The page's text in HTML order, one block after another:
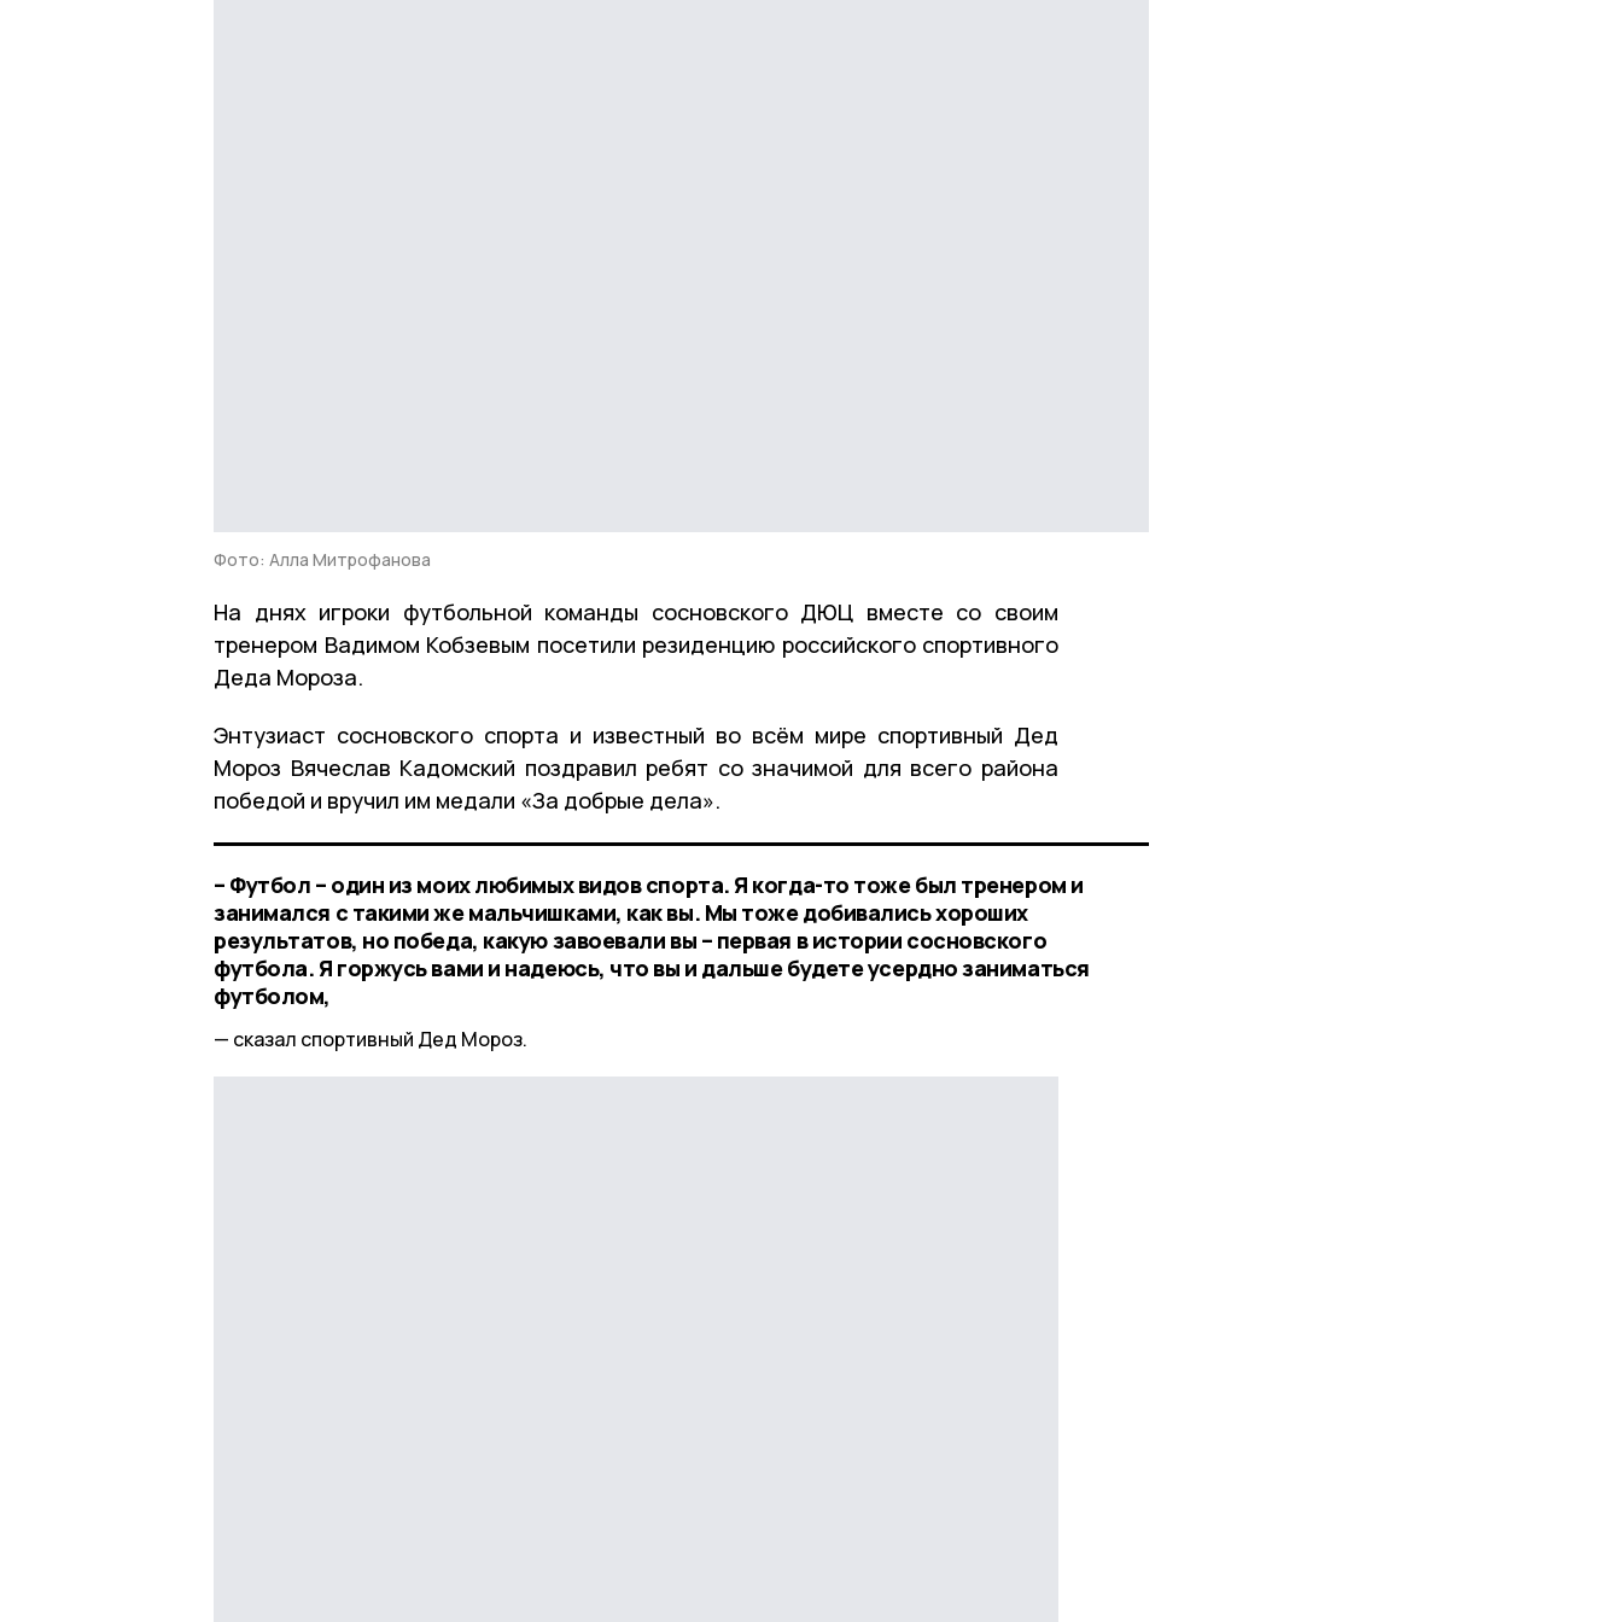
Фото: Алла Митрофанова
На днях игроки футбольной команды сосновского ДЮЦ вместе со своим
тренером Вадимом Кобзевым посетили резиденцию российского спортивного
Деда Мороза.
Энтузиаст сосновского спорта и известный во всём мире спортивный Дед
Мороз Вячеслав Кадомский поздравил ребят со значимой для всего района
победой и вручил им медали «За добрые дела».
– Футбол – один из моих любимых видов спорта. Я когда-то тоже был тренером и
занимался с такими же мальчишками, как вы. Мы тоже добивались хороших
результатов, но победа, какую завоевали вы – первая в истории сосновского
футбола. Я горжусь вами и надеюсь, что вы и дальше будете усердно заниматься
футболом,
сказал спортивный Дед Мороз.